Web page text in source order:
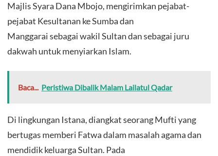
Majlis Syara Dana Mbojo, mengirimkan pejabat-
pejabat Kesultanan ke Sumba dan
Manggarai sebagai wakil Sultan dan sebagai juru
dakwah untuk menyiarkan Islam.
Baca... Peristiwa Dibalik Malam Lailatul Qadar
Di lingkungan Istana, diangkat seorang Mufti yang
bertugas memberi Fatwa dalam masalah agama dan
mendidik keluarga Sultan. Pada